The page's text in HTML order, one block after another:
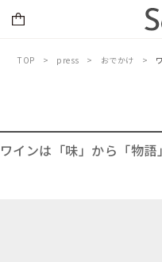
TOP press おでかけ
ワインは「味」から「物